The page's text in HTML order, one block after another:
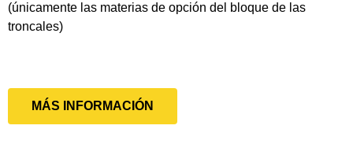
(únicamente las materias de opción del bloque de las
troncales)
MÁS INFORMACIÓN